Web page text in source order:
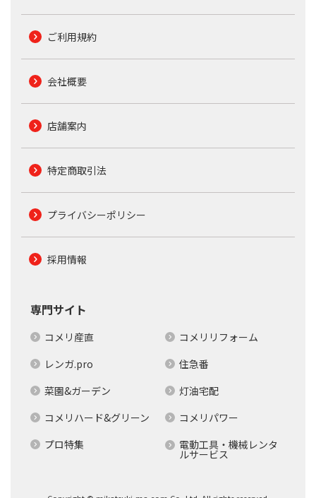
ご利用規約
会社概要
店舗案内
特定商取引法
プライバシーポリシー
採用情報
専門サイト
コメリ産直
コメリリフォーム
レンガ.pro
住急番
菜園&ガーデン
灯油宅配
コメリハード&グリーン
コメリパワー
プロ特集
電動工具・機械レンタ
ルサービス